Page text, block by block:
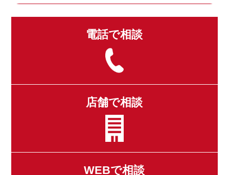
電話で相談
店舗で相談
WEBで相談